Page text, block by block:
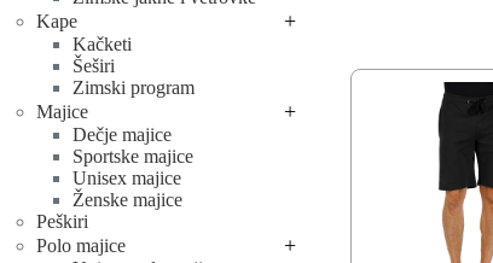
Kape
+
Kačketi
Šeširi
Zimski program
Majice
+
Dečje majice
Sportske majice
Unisex majice
Ženske majice
Peškiri
Polo majice
+